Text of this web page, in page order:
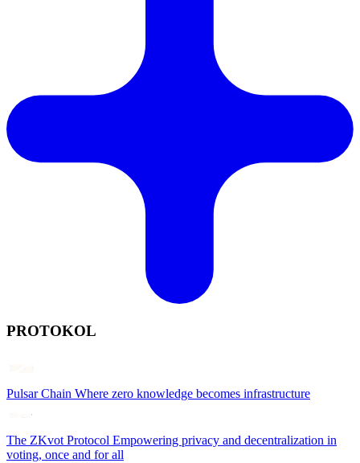
PROTOKOL
Pulsar Chain Where zero knowledge becomes infrastructure
The ZKvot Protocol Empowering privacy and decentralization in
voting, once and for all